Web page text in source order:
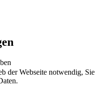
der Webseite notwendig, Sie